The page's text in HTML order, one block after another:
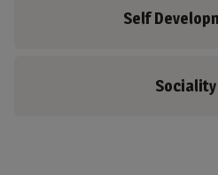
Self
Sociality